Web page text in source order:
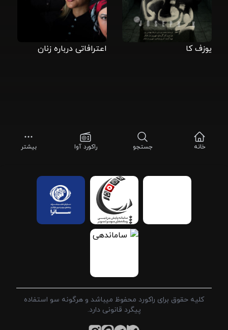
یوزف کا اعترافاتی درباره زنان
خانه جستجو راکورد آوا بیشتر
کلیه حقوق برای راکورد محفوظ میباشد و هرگونه سو استفاده
پیگرد قانونی دارد.